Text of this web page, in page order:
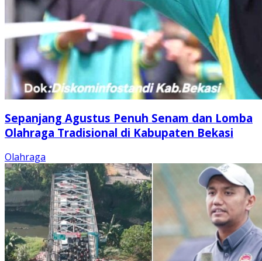
Sepanjang Agustus Penuh Senam dan Lomba
Olahraga Tradisional di Kabupaten Bekasi
Olahraga